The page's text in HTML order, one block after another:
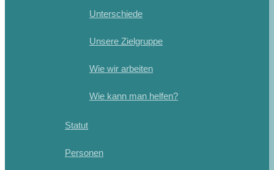
Unterschiede
Unsere Zielgruppe
Wie wir arbeiten
Wie kann man helfen?
Statut
Personen